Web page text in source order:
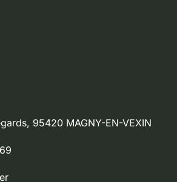
95420 MAGNY-EN-VEXIN